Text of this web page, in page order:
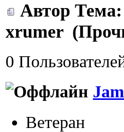
Автор
xrumer
0
Ветеран